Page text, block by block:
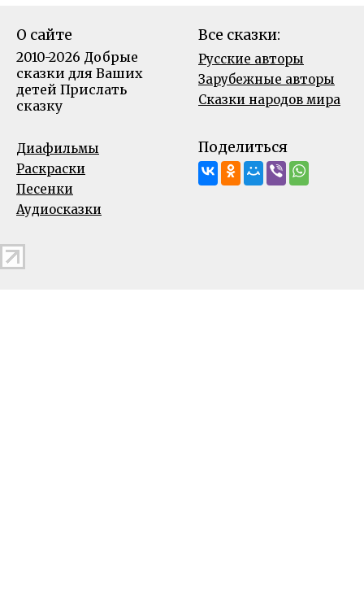
О сайте
2010-2026 Добрые
сказки для Ваших
детей Прислать
сказку
Все сказки:
Русские авторы
Зарубежные авторы
Сказки народов мира
Диафильмы
Раскраски
Песенки
Аудиосказки
Поделиться